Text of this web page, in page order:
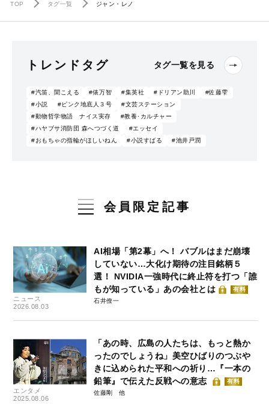
TOP タグ一覧 ジャン・レノ
トレンドタグ タグ一覧を見る
#汽笛、聞こえる #俵万智 #集英社 #ドリアン助川
#佐藤雫
#小説
#ピンク地底人３号
#文芸ステーション
#動物哲学物語 ナイス実存
#教養･カルチャー
#ハヤブサ消防団 森へつづく道
#エッセイ
#おもちゃの指輪がほしいねん
#小説すばる #池井戸潤
会員限定記事
ニュース
2026.08.03
AI相場「第2幕」へ！ バブルはまだ崩壊
していない…大化け期待の注目銘柄５
選！ NVIDIA一強時代に終止符を打つ「誰
もが知っている」あの会社とは
有料
石井僚一
エンタメ
2025.08.06
「あの時、広島の人たちは、もっと熱か
ったのでしょうね」美空ひばりのつぶや
きに込められた平和への祈り…『一本の
鉛筆』で伝えた反戦への意志
有料
佐藤剛